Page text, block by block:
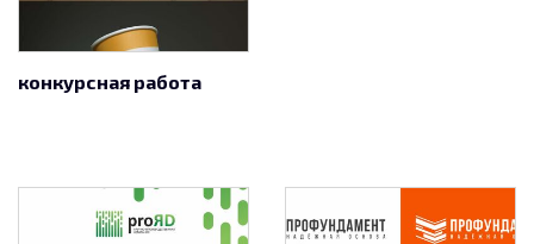
конкурсная работа